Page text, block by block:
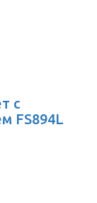
с
FS894L